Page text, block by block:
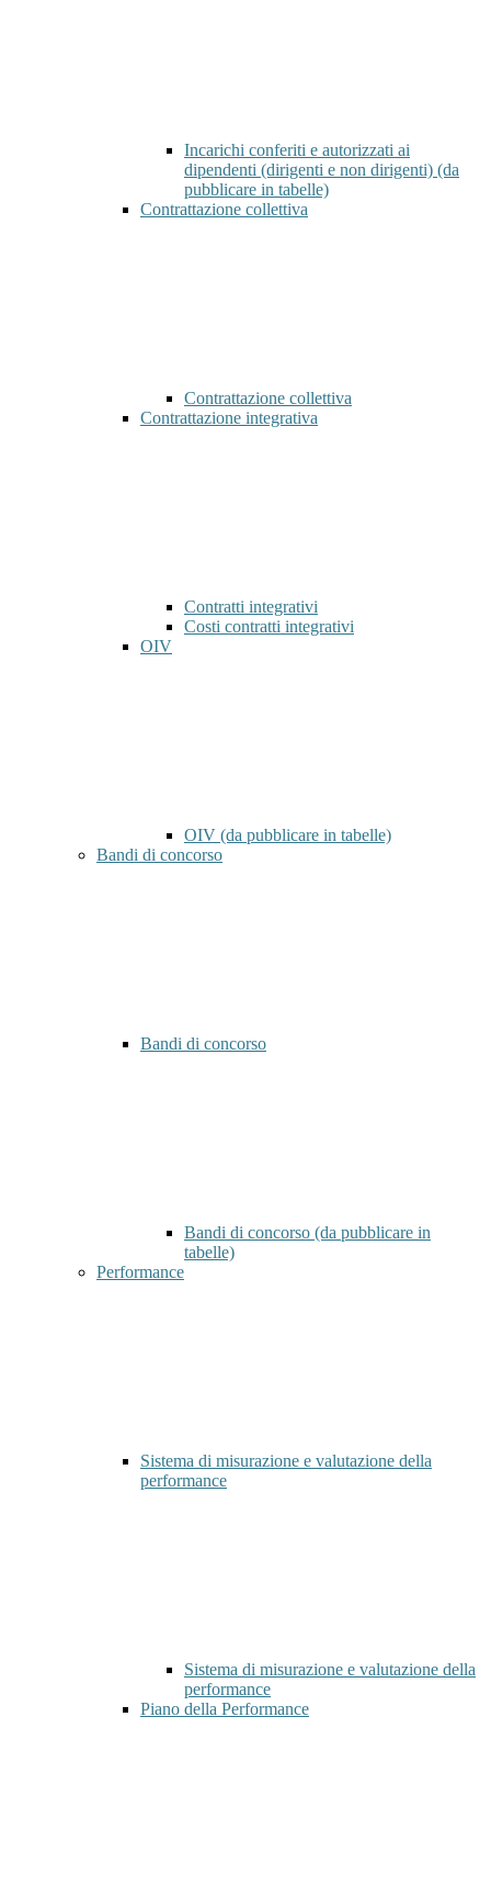
Incarichi conferiti e autorizzati ai
dipendenti (dirigenti e non dirigenti) (da
pubblicare in tabelle)
Contrattazione collettiva
Contrattazione collettiva
Contrattazione integrativa
Contratti integrativi
Costi contratti integrativi
OIV
OIV (da pubblicare in tabelle)
Bandi di concorso
Bandi di concorso
Bandi di concorso (da pubblicare in
tabelle)
Performance
Sistema di misurazione e valutazione della
performance
Sistema di misurazione e valutazione della
performance
Piano della Performance